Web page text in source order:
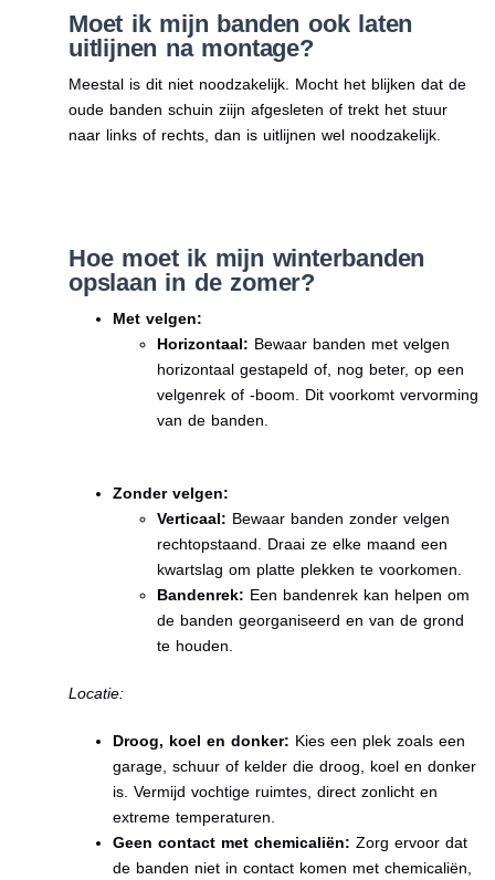
Moet ik mijn banden ook laten
uitlijnen na montage?
Meestal is dit niet noodzakelijk. Mocht het blijken dat de
oude banden schuin ziijn afgesleten of trekt het stuur
naar links of rechts, dan is uitlijnen wel noodzakelijk.
Hoe moet ik mijn winterbanden
opslaan in de zomer?
Met velgen:
Horizontaal: Bewaar banden met velgen
horizontaal gestapeld of, nog beter, op een
velgenrek of -boom. Dit voorkomt vervorming
van de banden.
Zonder velgen:
Verticaal: Bewaar banden zonder velgen
rechtopstaand. Draai ze elke maand een
kwartslag om platte plekken te voorkomen.
Bandenrek: Een bandenrek kan helpen om
de banden georganiseerd en van de grond
te houden.
Locatie:
Droog, koel en donker: Kies een plek zoals een
garage, schuur of kelder die droog, koel en donker
is. Vermijd vochtige ruimtes, direct zonlicht en
extreme temperaturen.
Geen contact met chemicaliën: Zorg ervoor dat
de banden niet in contact komen met chemicaliën,